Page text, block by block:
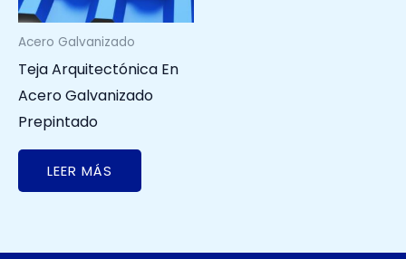
Acero Galvanizado
Teja Arquitectónica En
Acero Galvanizado
Prepintado
LEER MÁS